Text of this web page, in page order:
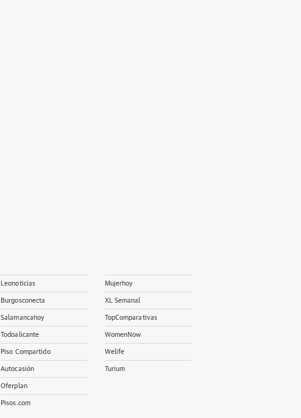
Leonoticias
Burgosconecta
Salamancahoy
Todoalicante
Piso Compartido
Autocasión
Oferplan
Pisos.com
Mujerhoy
XL Semanal
TopComparativas
WomenNow
Welife
Turium